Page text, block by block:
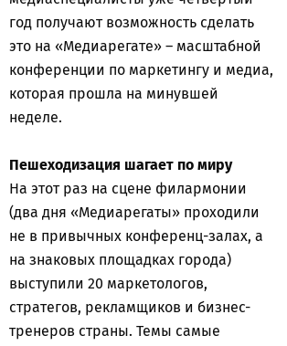
год получают возможность сделать
это на «Медиарегате» – масштабной
конференции по маркетингу и медиа,
которая прошла на минувшей
неделе.
Пешеходизация шагает по миру
На этот раз на сцене филармонии
(два дня «Медиарегаты» проходили
не в привычных конференц-залах, а
на знаковых площадках города)
выступили 20 маркетологов,
стратегов, рекламщиков и бизнес-
тренеров страны. Темы самые